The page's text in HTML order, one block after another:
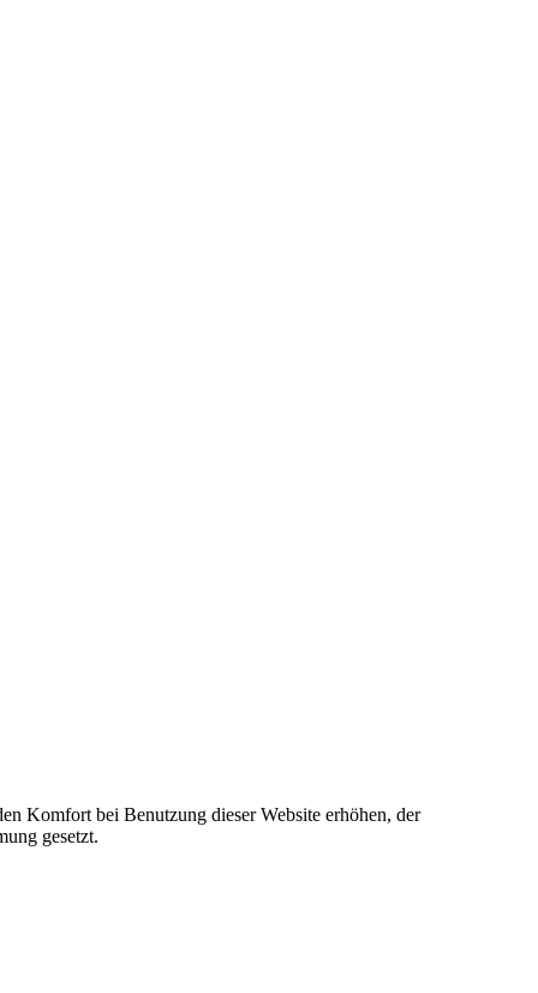
Komfort bei Benutzung dieser Website erhöhen, der
gesetzt.